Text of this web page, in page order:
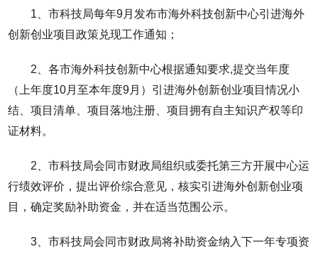
1、市科技局每年9月发布市海外科技创新中心引进海外
创新创业项目政策兑现工作通知；
2、各市海外科技创新中心根据通知要求,提交当年度
（上年度10月至本年度9月）引进海外创新创业项目情况小
结、项目清单、项目落地注册、项目拥有自主知识产权等印
证材料。
2、市科技局会同市财政局组织或委托第三方开展中心运
行绩效评价，提出评价综合意见，核实引进海外创新创业项
目，确定奖励补助资金，并在适当范围公示。
3、市科技局会同市财政局将补助资金纳入下一年专项资